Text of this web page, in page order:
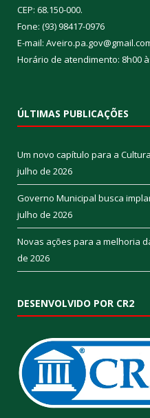
CEP: 68.150-000.
Fone: (93) 98417-0976
E-mail:
Horário de atendimento: 8h00
ÚLTIMAS PUBLICAÇÕES
Um novo capítulo para a
julho de 2026
Governo Municipal busca
julho de 2026
Novas ações para a melhoria
de 2026
DESENVOLVIDO POR CR2